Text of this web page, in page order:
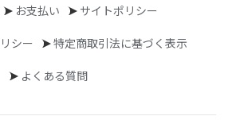
お支払い サイトポリシー
シー 特定商取引法に基づく表示
よくある質問